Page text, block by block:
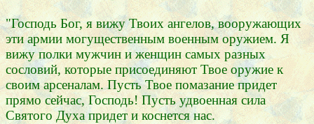
"Господь Бог, я вижу Твоих ангелов, вооружающих
эти армии могущественным военным оружием. Я
вижу полки мужчин и женщин самых разных
сословий, которые присоединяют Твое оружие к
своим арсеналам. Пусть Твое помазание придет
прямо сейчас, Господь! Пусть удвоенная сила
Святого Духа придет и коснется нас.